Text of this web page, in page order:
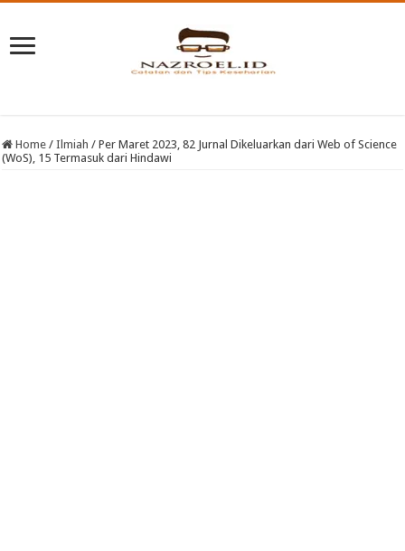
Home / Ilmiah / Per Maret 2023, 82 Jurnal Dikeluarkan dari Web of Science
(WoS), 15 Termasuk dari Hindawi